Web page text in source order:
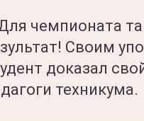
чемпионата
Своим
доказал
техникума.